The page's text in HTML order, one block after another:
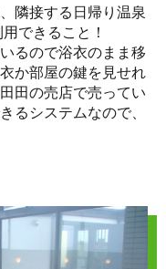
隣接する日帰り温泉
できること！
るので浴衣のまま移
か部屋の鍵を見せれ
田の売店で売ってい
るシステムなので、